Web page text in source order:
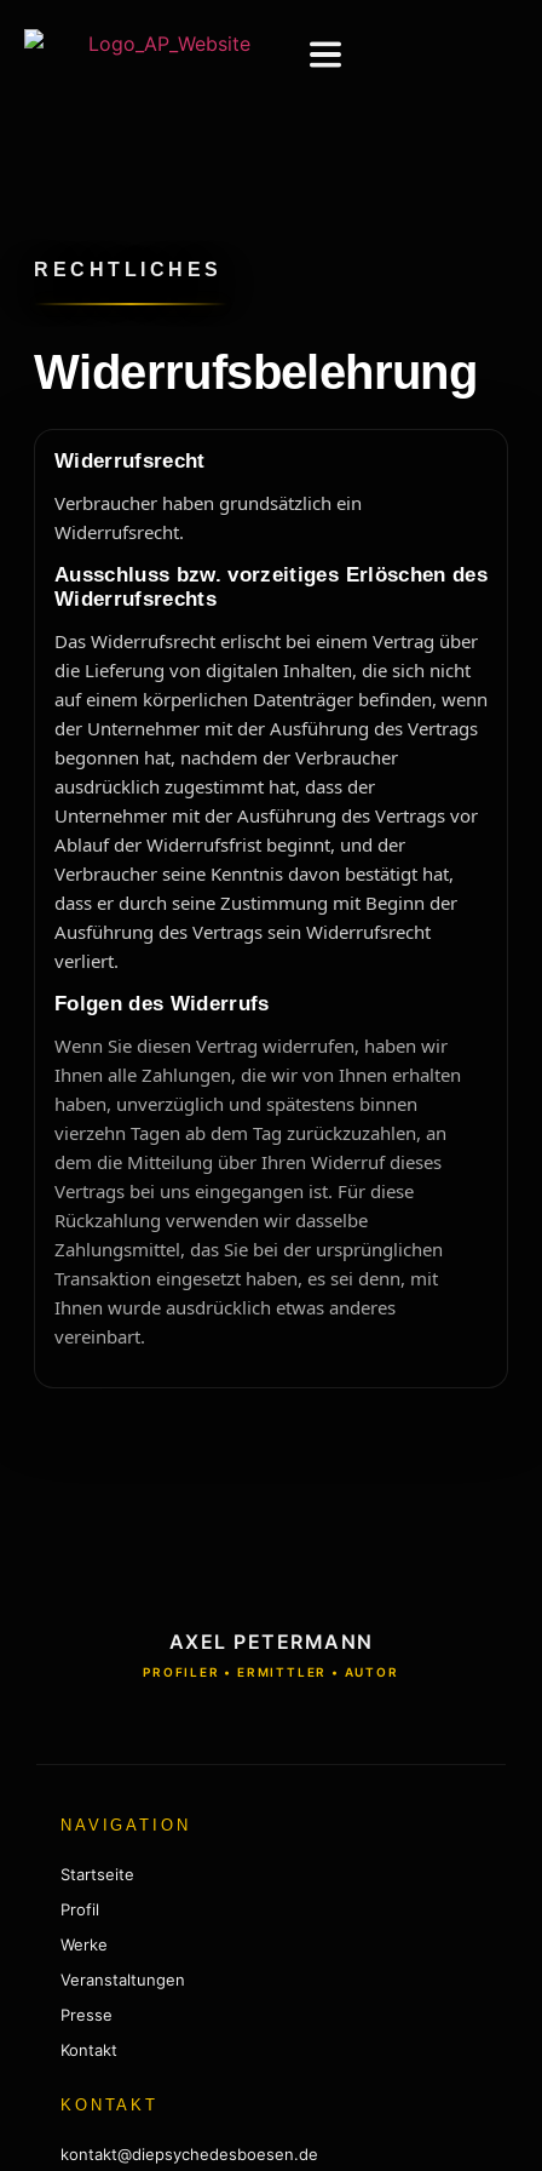
RECHTLICHES
Widerrufsbelehrung
Widerrufsrecht
Verbraucher haben grundsätzlich ein
Widerrufsrecht.
Ausschluss bzw. vorzeitiges Erlöschen des
Widerrufsrechts
Das Widerrufsrecht erlischt bei einem Vertrag über
die Lieferung von digitalen Inhalten, die sich nicht
auf einem körperlichen Datenträger befinden, wenn
der Unternehmer mit der Ausführung des Vertrags
begonnen hat, nachdem der Verbraucher
ausdrücklich zugestimmt hat, dass der
Unternehmer mit der Ausführung des Vertrags vor
Ablauf der Widerrufsfrist beginnt, und der
Verbraucher seine Kenntnis davon bestätigt hat,
dass er durch seine Zustimmung mit Beginn der
Ausführung des Vertrags sein Widerrufsrecht
verliert.
Folgen des Widerrufs
Wenn Sie diesen Vertrag widerrufen, haben wir
Ihnen alle Zahlungen, die wir von Ihnen erhalten
haben, unverzüglich und spätestens binnen
vierzehn Tagen ab dem Tag zurückzuzahlen, an
dem die Mitteilung über Ihren Widerruf dieses
Vertrags bei uns eingegangen ist. Für diese
Rückzahlung verwenden wir dasselbe
Zahlungsmittel, das Sie bei der ursprünglichen
Transaktion eingesetzt haben, es sei denn, mit
Ihnen wurde ausdrücklich etwas anderes
vereinbart.
AXEL PETERMANN
PROFILER • ERMITTLER • AUTOR
NAVIGATION
Startseite
Profil
Werke
Veranstaltungen
Presse
Kontakt
KONTAKT
kontakt@diepsychedesboesen.de